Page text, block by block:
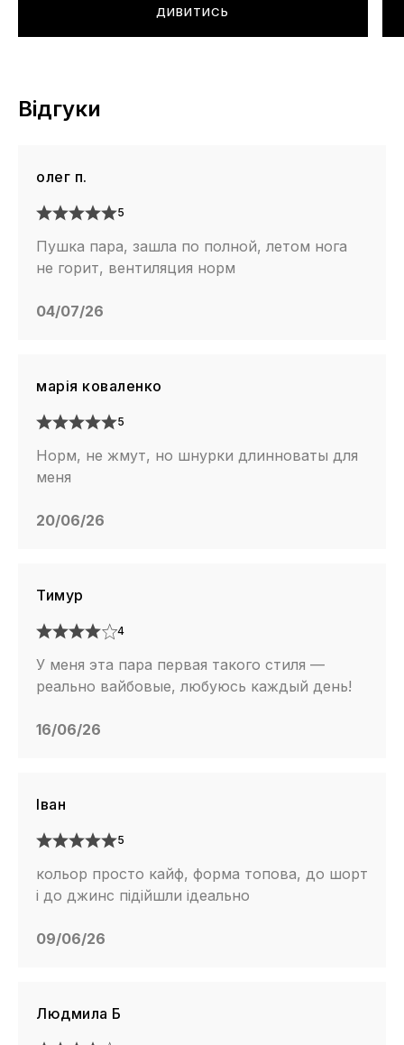
ДИВИТИСЬ
Відгуки
олег п.
5
Пушка пара, зашла по полной, летом нога
не горит, вентиляция норм
04/07/26
марія коваленко
5
Норм, не жмут, но шнурки длинноваты для
меня
20/06/26
Тимур
4
У меня эта пара первая такого стиля —
реально вайбовые, любуюсь каждый день!
16/06/26
Іван
5
кольор просто кайф, форма топова, до шорт
і до джинс підійшли ідеально
09/06/26
Людмила Б